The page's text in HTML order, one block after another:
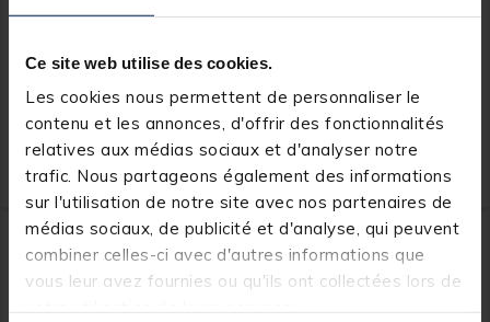
Ce site web utilise des cookies.
Les cookies nous permettent de personnaliser le
contenu et les annonces, d'offrir des fonctionnalités
relatives aux médias sociaux et d'analyser notre
trafic. Nous partageons également des informations
sur l'utilisation de notre site avec nos partenaires de
médias sociaux, de publicité et d'analyse, qui peuvent
combiner celles-ci avec d'autres informations que
vous leur avez fournies ou qu'ils ont collectées lors de
Farine Sensas Coriandre
6,99 € Ajouter au panier
Expédition sous 24 h
Farine Active Baits Coco
[object Object] out of 5
(3)
2,99 €
Expédition sous 24 h